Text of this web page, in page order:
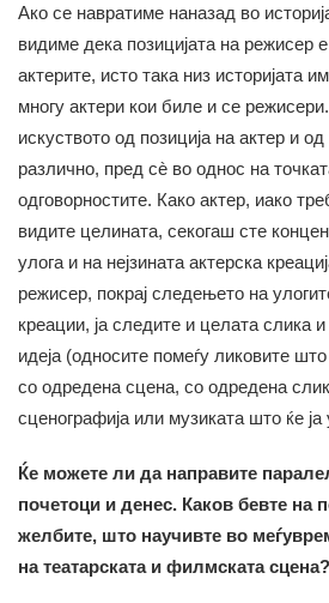
Ако се навратиме наназад во
видиме дека позицијата на режисер
актерите, исто така низ историјата
многу актери кои биле и се
искуството од позиција на актер и
различно, пред сè во однос на
одговорностите. Како актер, иако
видите целината, секогаш сте
улога и на нејзината актерска
режисер, покрај следењето на
креации, ја следите и целата слика
идеја (односите помеѓу ликовите
со одредена сцена, со одредена
сценографија или музиката што ќе ја
Ќе можете ли да направите
почетоци и денес. Каков бевте на
желбите, што научивте во
на театарската и филмската сцена?